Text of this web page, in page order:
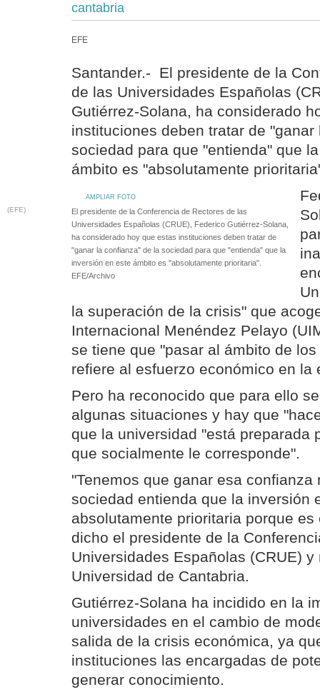
cantabria
EFE
Santander.- El presidente de la
de las Universidades Españolas
Gutiérrez-Solana, ha considerado
instituciones deben tratar de
sociedad para que "entienda" que
ámbito es "absolutamente
AMPLIAR FOTO
(EFE)
El presidente de la Conferencia de Rectores de las
Universidades Españolas (CRUE), Federico Gutiérrez-Solana,
ha considerado hoy que estas instituciones deben tratar de
"ganar la confianza" de la sociedad para que "entienda" que la
inversión en este ámbito es "absolutamente prioritaria".
EFE/Archivo
la superación de la crisis" que
Internacional Menéndez Pelayo
se tiene que "pasar al ámbito de
refiere al esfuerzo económico en la
Pero ha reconocido que para ello
algunas situaciones y hay que
que la universidad "está preparada
que socialmente le corresponde".
"Tenemos que ganar esa
sociedad entienda que la inversión
absolutamente prioritaria porque
dicho el presidente de la
Universidades Españolas (CRUE) y
Universidad de Cantabria.
Gutiérrez-Solana ha incidido en la
universidades en el cambio de
salida de la crisis económica, ya
instituciones las encargadas de
generar conocimiento.